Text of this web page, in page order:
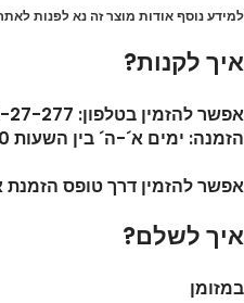
למידע נוסף אודות מוצר זה נא לפנות
איך לקנות?
הזמנה: ימים א´-ה´ בין השעות 09:00 – 17:00
אפשר להזמין דרך טופס הזמנת
איך לשלם?
במזומן